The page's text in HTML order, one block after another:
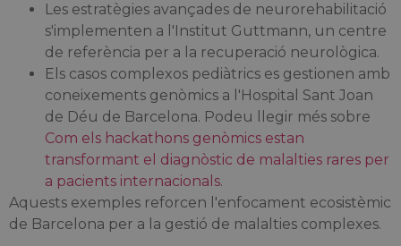
Les estratègies avançades de neurorehabilitació
s'implementen a l'Institut Guttmann, un centre
de referència per a la recuperació neurològica.
Els casos complexos pediàtrics es gestionen amb
coneixements genòmics a l'Hospital Sant Joan
de Déu de Barcelona. Podeu llegir més sobre
Com els hackathons genòmics estan
transformant el diagnòstic de malalties rares per
a pacients internacionals.
Aquests exemples reforcen l'enfocament ecosistèmic
de Barcelona per a la gestió de malalties complexes.